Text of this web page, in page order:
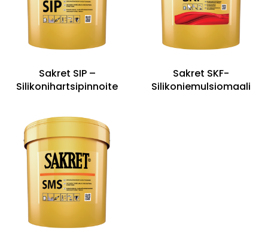
Sakret SIP –
Silikonihartsipinnoite
Sakret SKF-
Silikoniemulsiomaali